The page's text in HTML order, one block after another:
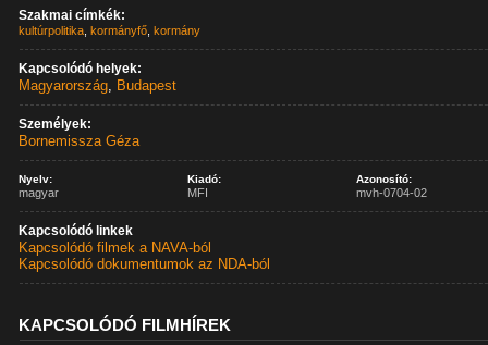
Szakmai címkék:
kultúrpolitika ,kormányfő ,kormány
Kapcsolódó helyek:
Magyarország, Budapest
Személyek:
Bornemissza Géza
Nyelv:
magyar
Kiadó:
MFI
Azonosító:
mvh-0704-02
Kapcsolódó linkek
Kapcsolódó filmek a NAVA-ból
Kapcsolódó dokumentumok az NDA-ból
KAPCSOLÓDÓ FILMHÍREK